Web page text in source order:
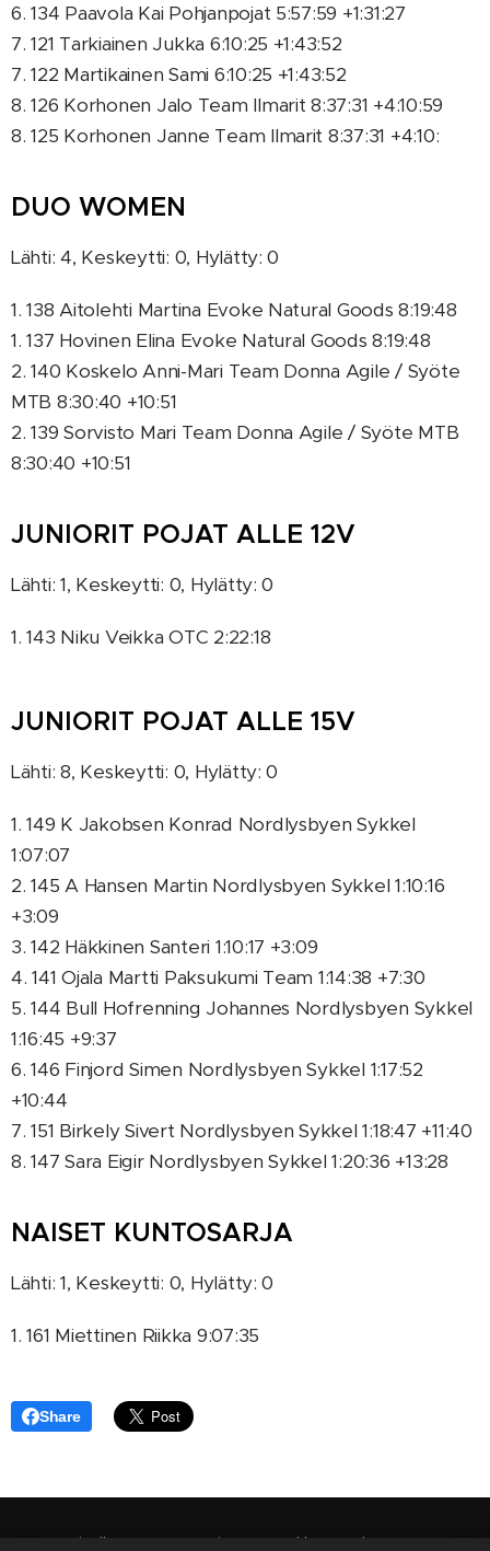
6. 134 Paavola Kai Pohjanpojat 5:57:59 +1:31:27
7. 121 Tarkiainen Jukka 6:10:25 +1:43:52
7. 122 Martikainen Sami 6:10:25 +1:43:52
8. 126 Korhonen Jalo Team Ilmarit 8:37:31 +4:10:59
8. 125 Korhonen Janne Team Ilmarit 8:37:31 +4:10:
DUO WOMEN
Lähti: 4, Keskeytti: 0, Hylätty: 0
1. 138 Aitolehti Martina Evoke Natural Goods 8:19:48
1. 137 Hovinen Elina Evoke Natural Goods 8:19:48
2. 140 Koskelo Anni-Mari Team Donna Agile / Syöte
MTB 8:30:40 +10:51
2. 139 Sorvisto Mari Team Donna Agile / Syöte MTB
8:30:40 +10:51
JUNIORIT POJAT ALLE 12V
Lähti: 1, Keskeytti: 0, Hylätty: 0
1. 143 Niku Veikka OTC 2:22:18
JUNIORIT POJAT ALLE 15V
Lähti: 8, Keskeytti: 0, Hylätty: 0
1. 149 K Jakobsen Konrad Nordlysbyen Sykkel
1:07:07
2. 145 A Hansen Martin Nordlysbyen Sykkel 1:10:16
+3:09
3. 142 Häkkinen Santeri 1:10:17 +3:09
4. 141 Ojala Martti Paksukumi Team 1:14:38 +7:30
5. 144 Bull Hofrenning Johannes Nordlysbyen Sykkel
1:16:45 +9:37
6. 146 Finjord Simen Nordlysbyen Sykkel 1:17:52
+10:44
7. 151 Birkely Sivert Nordlysbyen Sykkel 1:18:47 +11:40
8. 147 Sara Eigir Nordlysbyen Sykkel 1:20:36 +13:28
NAISET KUNTOSARJA
Lähti: 1, Keskeytti: 0, Hylätty: 0
1. 161 Miettinen Riikka 9:07:35
Share
Saariselkä MTB Stages is arranged by Outdoor Expert